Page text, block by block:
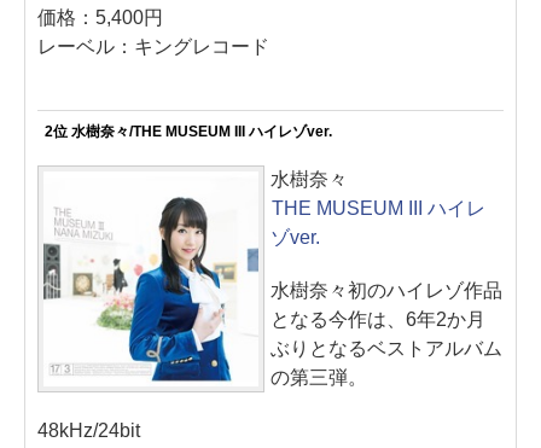
価格：5,400円
レーベル：キングレコード
2位 水樹奈々/THE MUSEUM III ハイレゾver.
水樹奈々
THE MUSEUM III ハイレ
ゾver.
水樹奈々初のハイレゾ作品
となる今作は、6年2か月
ぶりとなるベストアルバム
の第三弾。
48kHz/24bit